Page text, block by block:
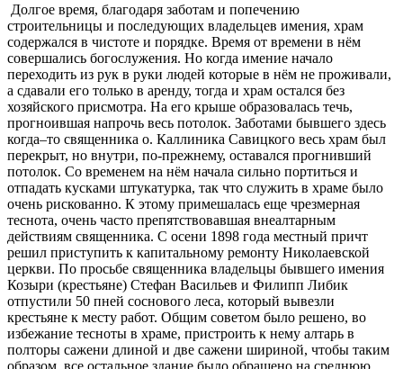
Долгое время, благодаря заботам и попечению
строительницы и последующих владельцев имения, храм
содержался в чистоте и порядке. Время от времени в нём
совершались богослужения. Но когда имение начало
переходить из рук в руки людей которые в нём не проживали,
а сдавали его только в аренду, тогда и храм остался без
хозяйского присмотра. На его крыше образовалась течь,
прогноившая напрочь весь потолок. Заботами бывшего здесь
когда–то священника о. Каллиника Савицкого весь храм был
перекрыт, но внутри, по-прежнему, оставался прогнивший
потолок. Со временем на нём начала сильно портиться и
отпадать кусками штукатурка, так что служить в храме было
очень рискованно. К этому примешалась еще чрезмерная
теснота, очень часто препятствовавшая внеалтарным
действиям священника. С осени 1898 года местный причт
решил приступить к капитальному ремонту Николаевской
церкви. По просьбе священника владельцы бывшего имения
Козыри (крестьяне) Стефан Васильев и Филипп Либик
отпустили 50 пней соснового леса, который вывезли
крестьяне к месту работ. Общим советом было решено, во
избежание тесноты в храме, пристроить к нему алтарь в
полторы сажени длиной и две сажени шириной, чтобы таким
образом, все остальное здание было обращено на среднюю